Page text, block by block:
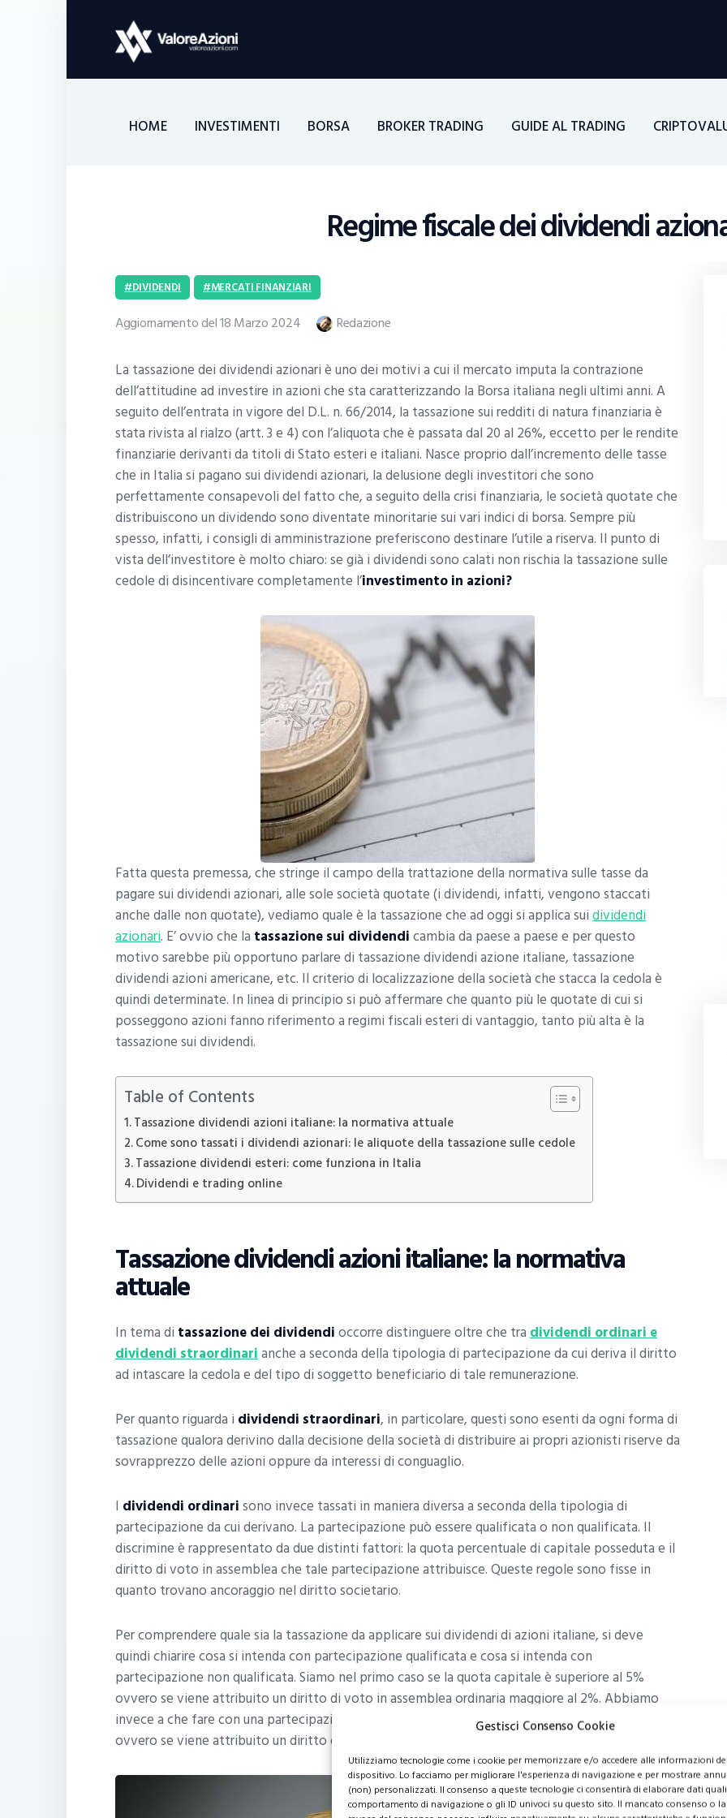
Gestisci Consenso Cookie
Utilizziamo tecnologie come i cookie per memorizzare e/o accedere alle informazioni del
dispositivo. Lo facciamo per migliorare l'esperienza di navigazione e per mostrare
(non) personalizzati. Il consenso a queste tecnologie ci consentirà di elaborare dati
comportamento di navigazione o gli ID univoci su questo sito. Il mancato consenso o la
HOME INVESTIMENTI BORSA BROKER TRADING GUIDE AL TRADING
Regime fiscale dei dividendi
Investimenti
Borsa
Guide Al Trading
Criptovalute
DIVIDENDI MERCATI FINANZIARI
Aggiornamento del 18 Marzo 2024 Redazione
La tassazione dei dividendi azionari è uno dei motivi a cui il mercato imputa la contrazione
dell’attitudine ad investire in azioni che sta caratterizzando la Borsa italiana negli ultimi anni. A
seguito dell’entrata in vigore del D.L. n. 66/2014, la tassazione sui redditi di natura finanziaria è
stata rivista al rialzo (artt. 3 e 4) con l’aliquota che è passata dal 20 al 26%, eccetto per le rendite
finanziarie derivanti da titoli di Stato esteri e italiani. Nasce proprio dall’incremento delle tasse
che in Italia si pagano sui dividendi azionari, la delusione degli investitori che sono
perfettamente consapevoli del fatto che, a seguito della crisi finanziaria, le società quotate che
distribuiscono un dividendo sono diventate minoritarie sui vari indici di borsa. Sempre più
spesso, infatti, i consigli di amministrazione preferiscono destinare l’utile a riserva. Il punto di
vista dell’investitore è molto chiaro: se già i dividendi sono calati non rischia la tassazione sulle
cedole di disincentivare completamente l’investimento in azioni?
Fatta questa premessa, che stringe il campo della trattazione della normativa sulle tasse da
pagare sui dividendi azionari, alle sole società quotate (i dividendi, infatti, vengono staccati
anche dalle non quotate), vediamo quale è la tassazione che ad oggi si applica suidividendi
azionari. E’ ovvio che la tassazione sui dividendicambia da paese a paese e per questo
motivo sarebbe più opportuno parlare di tassazione dividendi azione italiane, tassazione
dividendi azioni americane, etc. Il criterio di localizzazione della società che stacca la cedola è
quindi determinate. In linea di principio si può affermare che quanto più le quotate di cui si
posseggono azioni fanno riferimento a regimi fiscali esteri di vantaggio, tanto più alta è la
tassazione sui dividendi.
Table of Contents
Tassazione dividendi azioni italiane: la normativa attuale
Come sono tassati i dividendi azionari: le aliquote della tassazione sulle cedole
Tassazione dividendi esteri: come funziona in Italia
Dividendi e trading online
Tassazione dividendi azioni italiane: la normativa
attuale
In tema di tassazione dei dividendioccorre distinguere oltre che tradividendi ordinari e
dividendi straordinarianche a seconda della tipologia di partecipazione da cui deriva il diritto
ad intascare la cedola e del tipo di soggetto beneficiario di tale remunerazione.
Per quanto riguarda i dividendi straordinari, in particolare, questi sono esenti da ogni forma di
tassazione qualora derivino dalla decisione della società di distribuire ai propri azionisti riserve da
sovrapprezzo delle azioni oppure da interessi di conguaglio.
I dividendi ordinarisono invece tassati in maniera diversa a seconda della tipologia di
partecipazione da cui derivano. La partecipazione può essere qualificata o non qualificata. Il
discrimine è rappresentato da due distinti fattori: la quota percentuale di capitale posseduta e il
diritto di voto in assemblea che tale partecipazione attribuisce. Queste regole sono fisse in
quanto trovano ancoraggio nel diritto societario.
Per comprendere quale sia la tassazione da applicare sui dividendi di azioni italiane, si deve
quindi chiarire cosa si intenda con partecipazione qualificata e cosa si intenda con
partecipazione non qualificata. Siamo nel primo caso se la quota capitale è superiore al 5%
ovvero se viene attribuito un diritto di voto in assemblea ordinaria maggiore al 2%. Abbiamo
invece a che fare con una partecipazione non qualificata se la quota capitale è inferiore al 5%
ovvero se viene attribuito un diritto di voto in assemblea ordinaria inferiore al 2%.